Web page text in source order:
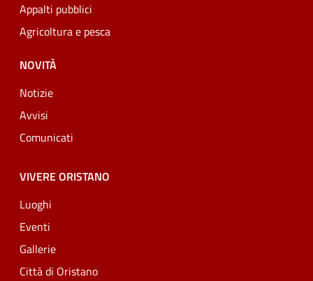
Appalti pubblici
Agricoltura e pesca
NOVITÀ
Notizie
Avvisi
Comunicati
VIVERE ORISTANO
Luoghi
Eventi
Gallerie
Città di Oristano